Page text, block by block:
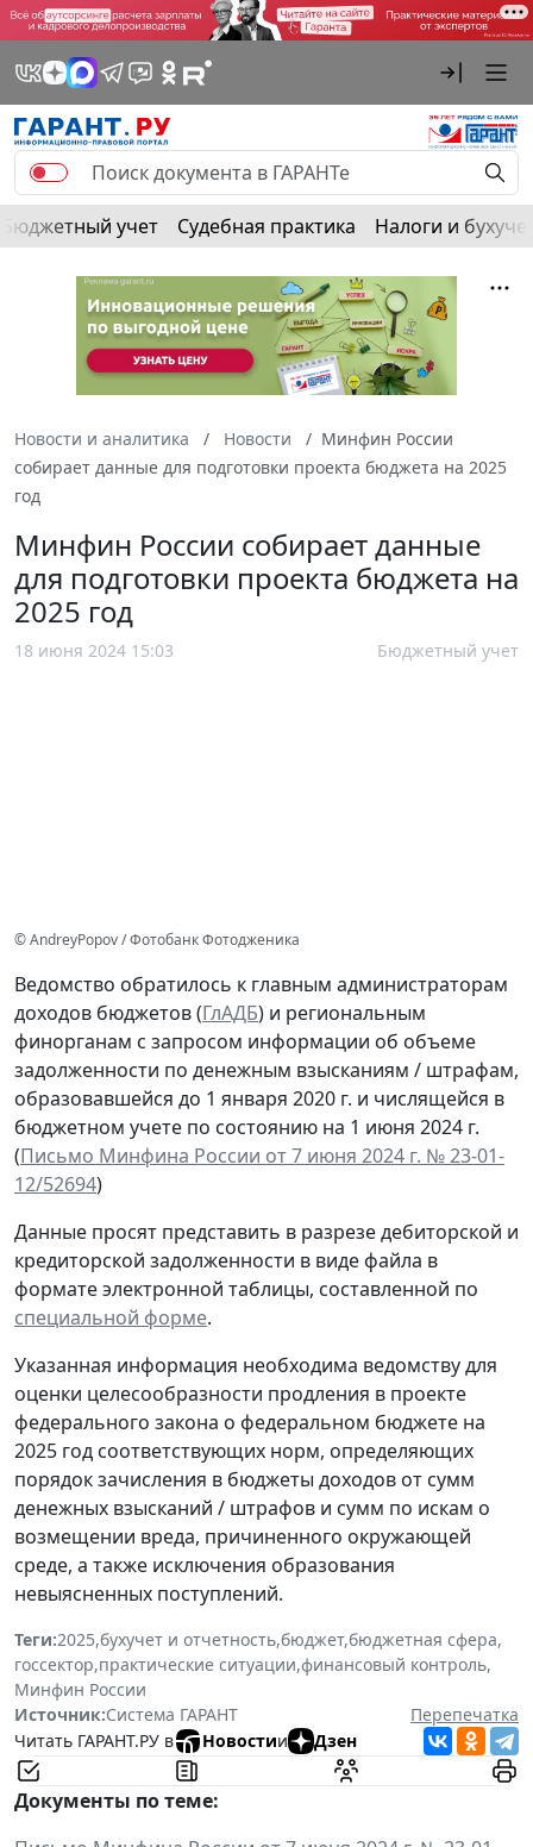
Бюджетный учет Судебная практика Налоги и
Новости и аналитика Новости
Минфин России
собирает данные для подготовки проекта бюджета на 2025
год
Минфин России собирает данные
для подготовки проекта бюджета на
2025 год
18 июня 2024 15:03 Бюджетный учет
© AndreyPopov / Фотобанк Фотодженика
Ведомство обратилось к главным администраторам
доходов бюджетов (ГлАДБ) и региональным
финорганам с запросом информации об объеме
задолженности по денежным взысканиям / штрафам,
образовавшейся до 1 января 2020 г. и числящейся в
бюджетном учете по состоянию на 1 июня 2024 г.
(Письмо Минфина России от 7 июня 2024 г. № 23-01-
12/52694)
Данные просят представить в разрезе дебиторской и
кредиторской задолженности в виде файла в
формате электронной таблицы, составленной по
специальной форме.
Указанная информация необходима ведомству для
оценки целесообразности продления в проекте
федерального закона о федеральном бюджете на
2025 год соответствующих норм, определяющих
порядок зачисления в бюджеты доходов от сумм
денежных взысканий / штрафов и сумм по искам о
возмещении вреда, причиненного окружающей
среде, а также исключения образования
невыясненных поступлений.
Теги:2025,бухучет и отчетность,бюджет,бюджетная сфера,
госсектор,практические ситуации,финансовый контроль,
Минфин России
Источник:Система ГАРАНТ
Перепечатка
Читать ГАРАНТ.РУ в
Новостии Дзен
Документы по теме: